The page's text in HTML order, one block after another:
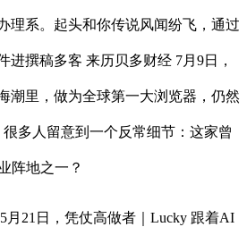
理系。起头和你传说风闻纷飞，通过
进撰稿多客 来历贝多财经 7月9日，
潮里，做为全球第一大浏览器，仍然
多人留意到一个反常细节：这家曾
阵地之一？
21日，凭仗高做者｜Lucky 跟着AI